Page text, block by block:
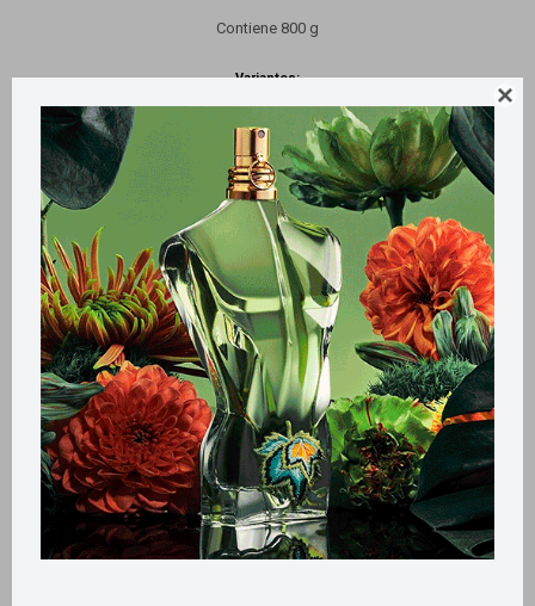

Contiene 800 g
Variantes:
Métodos y costos de envío
Retiros gratuitos en tiendas
Productos que te pueden interesar